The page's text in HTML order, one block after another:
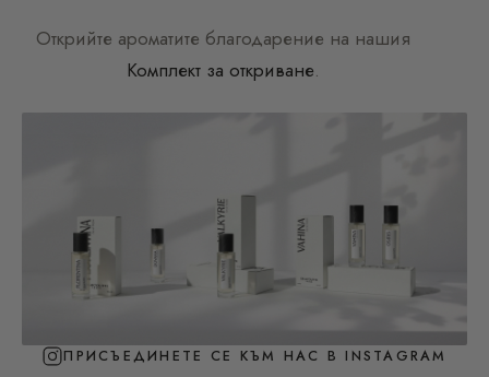
Открийте ароматите благодарение на нашия
Комплект за откриване.
ПРИСЪЕДИНЕТЕ СЕ КЪМ НАС В INSTAGRAM